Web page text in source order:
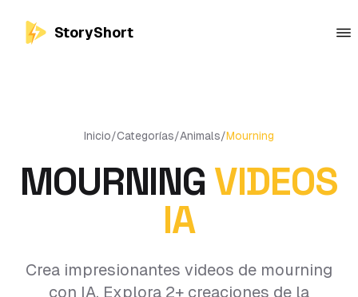
StoryShort
Inicio/Categorías/Animals/Mourning
MOURNING VIDEOS
IA
Crea impresionantes videos de mourning
con IA. Explora 2+ creaciones de la